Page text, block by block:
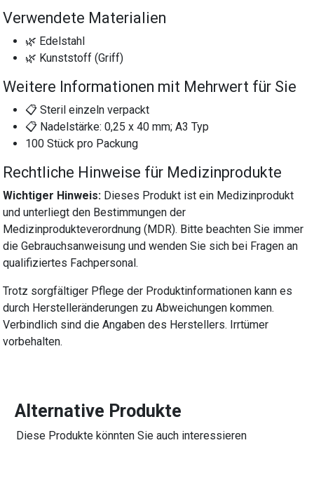
Verwendete Materialien
🌿 Edelstahl
🌿 Kunststoff (Griff)
Weitere Informationen mit Mehrwert für Sie
📋 Steril einzeln verpackt
📋 Nadelstärke: 0,25 x 40 mm; A3 Typ
100 Stück pro Packung
Rechtliche Hinweise für Medizinprodukte
Wichtiger Hinweis: Dieses Produkt ist ein Medizinprodukt
und unterliegt den Bestimmungen der
Medizinprodukteverordnung (MDR). Bitte beachten Sie immer
die Gebrauchsanweisung und wenden Sie sich bei Fragen an
qualifiziertes Fachpersonal.
Trotz sorgfältiger Pflege der Produktinformationen kann es
durch Herstelleränderungen zu Abweichungen kommen.
Verbindlich sind die Angaben des Herstellers. Irrtümer
vorbehalten.
Alternative Produkte
Diese Produkte könnten Sie auch interessieren